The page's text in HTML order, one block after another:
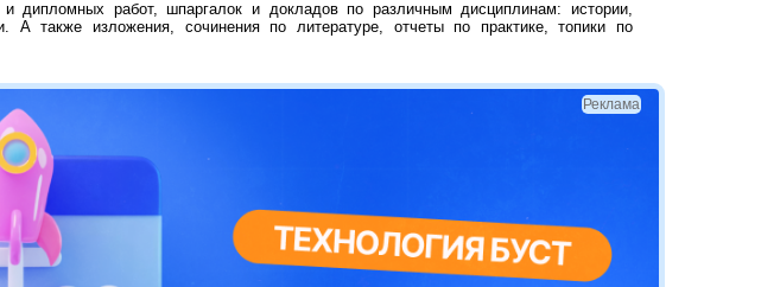
дипломных работ, шпаргалок и докладов по различным дисциплинам: истории,
А также изложения, сочинения по литературе, отчеты по практике, топики по
Реклама